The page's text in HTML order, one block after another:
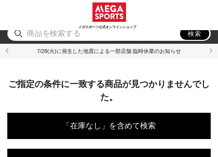
メガスポーツ公式オンラインショップ
アウトドア
検索
7/28(火)に発生した地震による一部店舗 臨時休業のお知らせ
ご指定の条件に一致する商品が見つかりませんでし
た。
「在庫なし」を含めて検索